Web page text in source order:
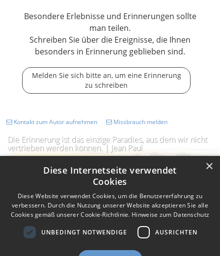
Besondere Erlebnisse und Erinnerungen sollte
man teilen.
Schreiben Sie über die Ereignisse, die Ihnen
besonders in Erinnerung geblieben sind.
Melden Sie sich bitte an, um eine Erinnerung
zu schreiben
Die Erinnerung ist das einzige Paradies, aus dem wir nicht
vertrieben werden können. | Jean Paul
Kontakt zum Autor aufnehmen Missbrauch melden
×
Diese Internetseite verwendet
Cookies
Diese Website verwendet Cookies, um die Benutzererfahrung zu
verbessern. Durch die Nutzung unserer Website akzeptieren Sie alle
Cookies gemäß unserer Cookie-Richtlinie. Hinweise zum Datenschutz
UNBEDINGT NOTWENDIGE AUSRICHTEN